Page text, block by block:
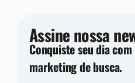
Assine nossa
Conquiste seu dia
marketing de busca.